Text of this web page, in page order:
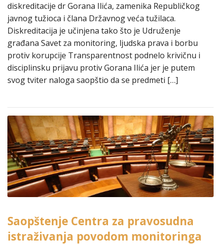
diskreditacije dr Gorana Ilića, zamenika Republičkog
javnog tužioca i člana Državnog veća tužilaca.
Diskreditacija je učinjena tako što je Udruženje
građana Savet za monitoring, ljudska prava i borbu
protiv korupcije Transparentnost podnelo krivičnu i
disciplinsku prijavu protiv Gorana Ilića jer je putem
svog tviter naloga saopštio da se predmeti […]
Saopštenje Centra za pravosudna
istraživanja povodom monitoringa